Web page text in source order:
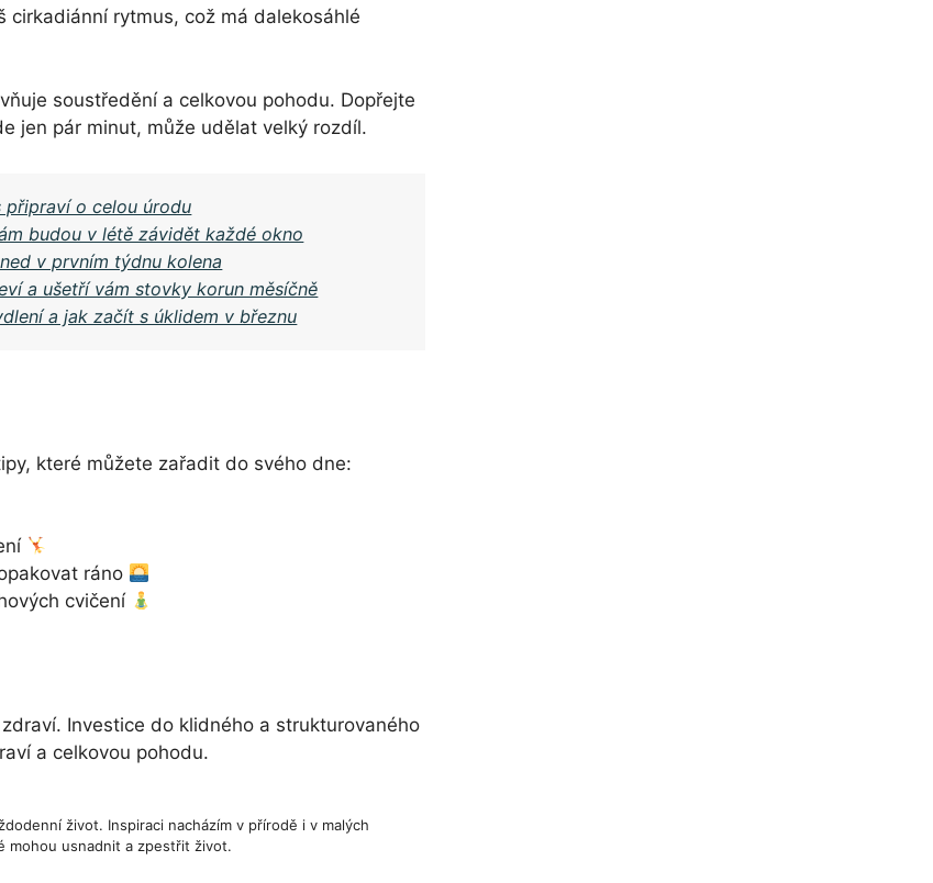
rytmus, což má dalekosáhlé
soustředění a celkovou pohodu. Dopřejte
jen pár minut, může udělat velký rozdíl.
o celou úrodu
budou v létě závidět každé okno
v prvním týdnu kolena
a ušetří vám stovky korun měsíčně
a jak začít s úklidem v březnu
které můžete zařadit do svého dne:
ráno
cvičení
Investice do klidného a strukturovaného
a celkovou pohodu.
život. Inspiraci nacházím v přírodě i v malých
mohou usnadnit a zpestřit život.